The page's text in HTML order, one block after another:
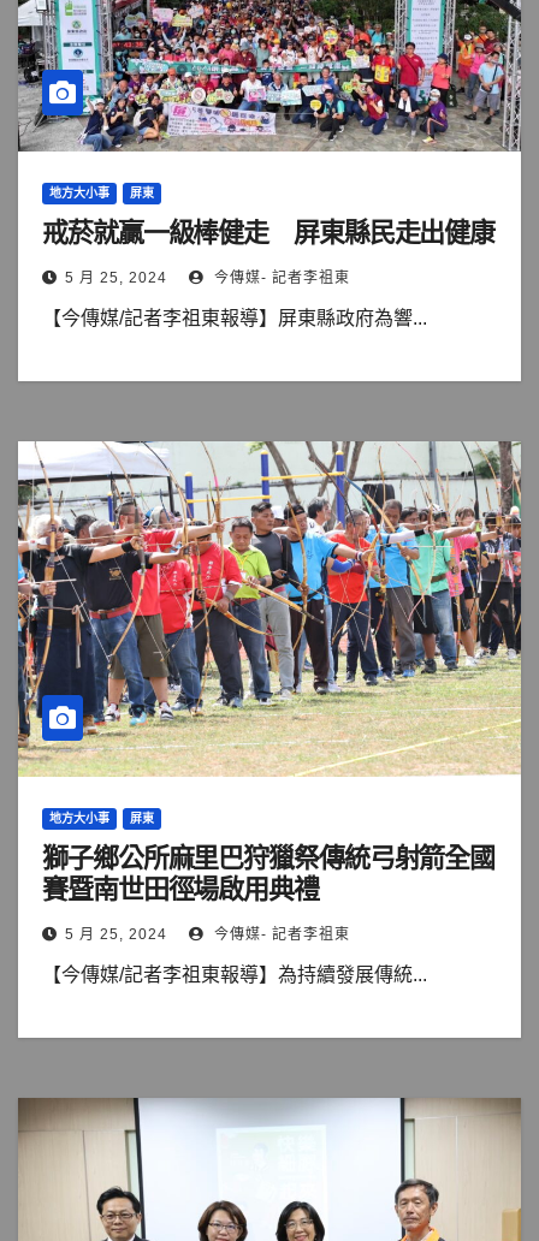
地方大小事 屏東
戒菸就贏一級棒健走 屏東縣民走出健康
5 月 25, 2024 今傳媒- 記者李祖東
【今傳媒/記者李祖東報導】屏東縣政府為響...
地方大小事 屏東
獅子鄉公所麻里巴狩獵祭傳統弓射箭全國
賽暨南世田徑場啟用典禮
5 月 25, 2024 今傳媒- 記者李祖東
【今傳媒/記者李祖東報導】為持續發展傳統...